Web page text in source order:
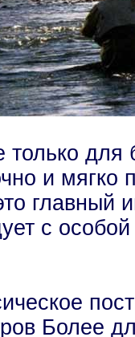
для
и мягко
главный
с
Более